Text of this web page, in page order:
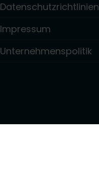
Datenschutzrichtlinien
Impressum
Unternehmenspolitik